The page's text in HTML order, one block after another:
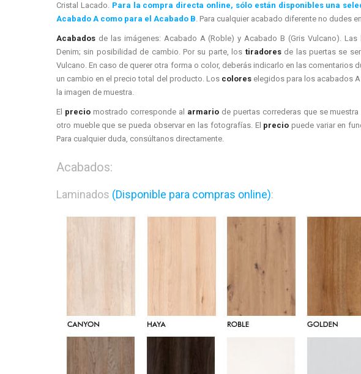
Cristal Lacado. Para la compra directa online, sólo están disponibles una
Acabado A como para el Acabado B. Para cualquier acabado diferente no dudes
Acabados de las imágenes: Acabado A (Roble) y Acabado B (Gris Vulcano). Las
Denim; sin posibilidad de cambio. Por su parte, los tiradoresde las puertas se
Vulcano. En caso de querer otra forma o color, deberás indicarlo en las comentarios
un cambio en el precio total del producto. Los coloreselegidos para los acabados A
la imagen de muestra.
El preciomostrado corresponde al armariode puertas correderas que se muestra
otro mueble que se pueda observar en las fotografías. El precio puede variar en
Para cualquier duda, consúltanos directamente.
Acabados:
Laminados (Disponible para compras online):